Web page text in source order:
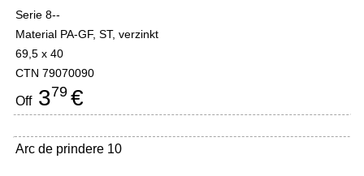
Serie 8--
Material PA-GF, ST, verzinkt
69,5 x 40
CTN 79070090
Off379 €
Arc de prindere 10